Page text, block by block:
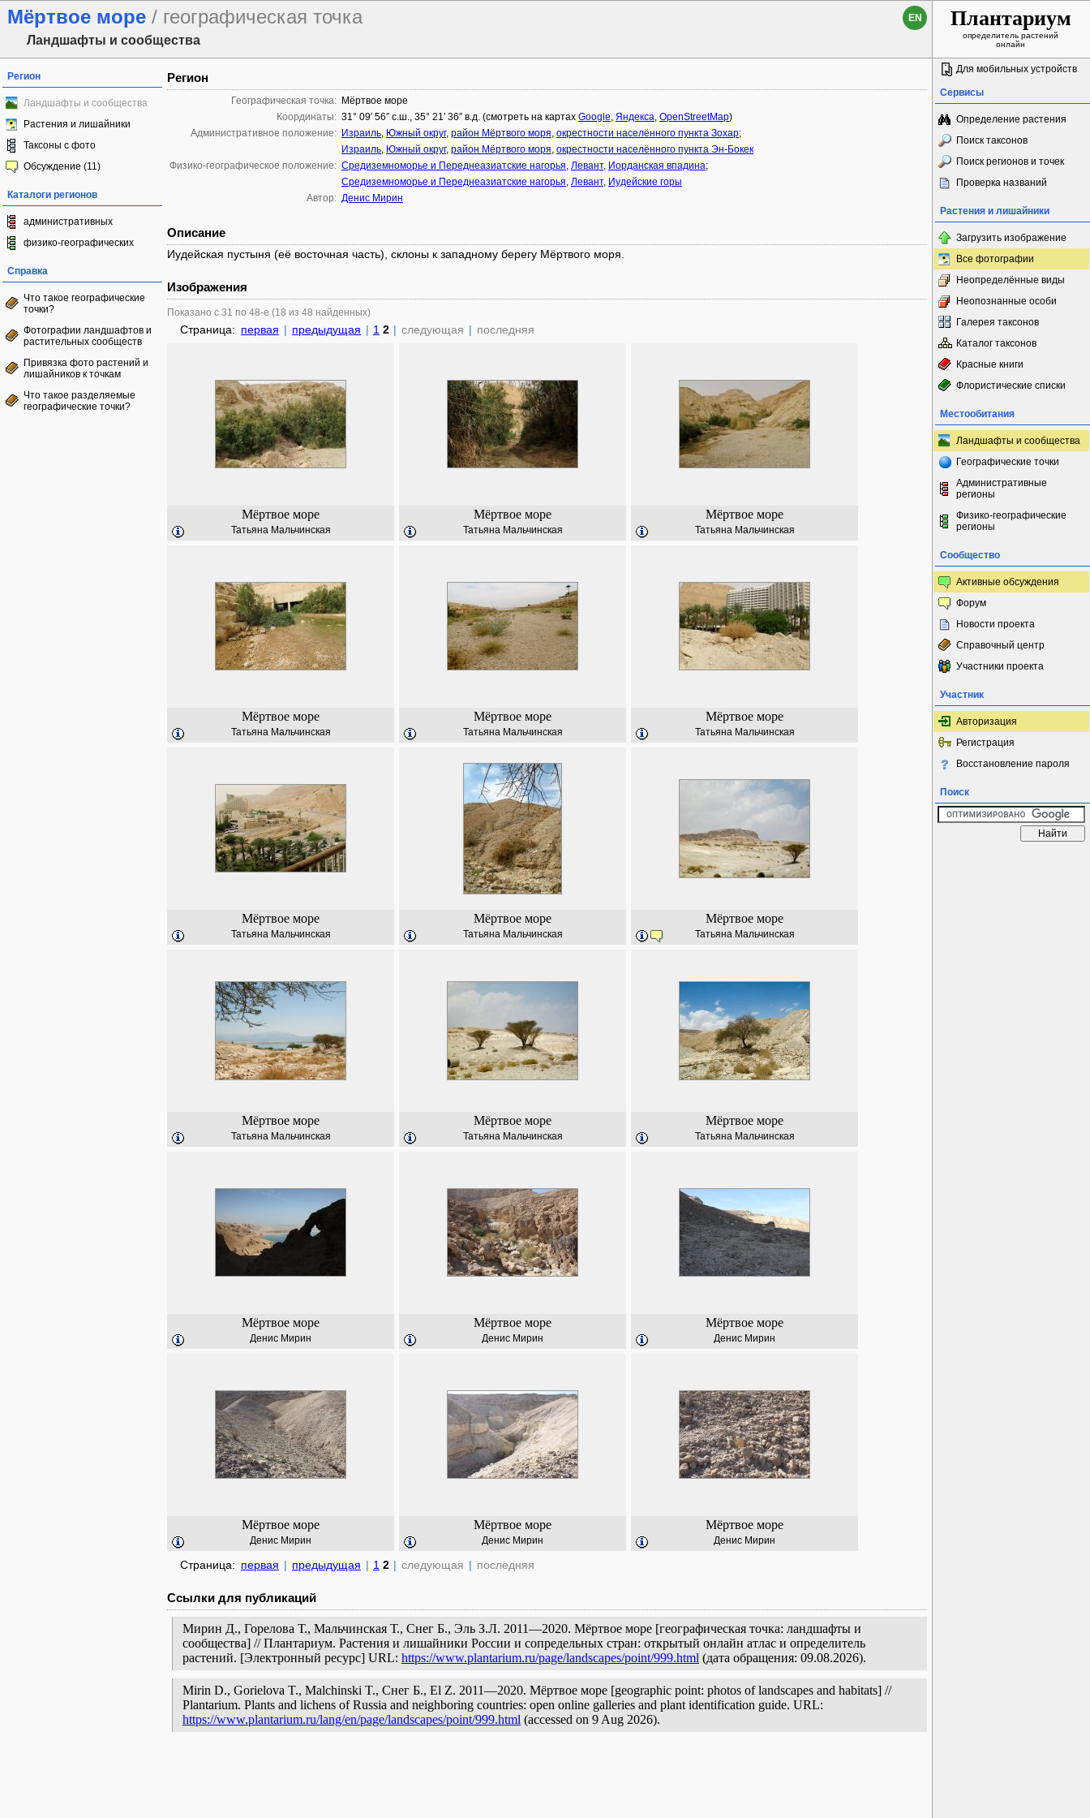
Мёртвое море / географическая точка
Ландшафты и сообщества
EN Плантариум
определитель растений
онлайн
Регион
Ландшафты и сообщества
Растения и лишайники
Таксоны с фото
Обсуждение (11)
Каталоги регионов
административных
физико-географических
Справка
Что такое географические
точки?
Фотографии ландшафтов и
растительных сообществ
Привязка фото растений и
лишайников к точкам
Что такое разделяемые
географические точки?
Регион
Географическая точка: Мёртвое море
Координаты: 31° 09′ 56″ с.ш., 35° 21′ 36″ в.д. (смотреть на картах Google, Яндекса, OpenStreetMap)
Административное положение: Израиль, Южный округ, район Мёртвого моря, окрестности населённого пункта Зохар;
Израиль, Южный округ, район Мёртвого моря, окрестности населённого пункта Эн-Бокек
Физико-географическое положение: Средиземноморье и Переднеазиатские нагорья, Левант, Иорданская впадина;
Средиземноморье и Переднеазиатские нагорья, Левант, Иудейские горы
Автор: Денис Мирин
Описание
Иудейская пустыня (её восточная часть), склоны к западному берегу Мёртвого моря.
Изображения
Показано с 31 по 48-е (18 из 48 найденных)
Страница: первая | предыдущая | 1 2 | следующая | последняя
Мёртвое море
Татьяна Мальчинская
Мёртвое море
Татьяна Мальчинская
Мёртвое море
Татьяна Мальчинская
Мёртвое море
Татьяна Мальчинская
Мёртвое море
Татьяна Мальчинская
Мёртвое море
Татьяна Мальчинская
Мёртвое море
Татьяна Мальчинская
Мёртвое море
Татьяна Мальчинская
Мёртвое море
Татьяна Мальчинская
Мёртвое море
Татьяна Мальчинская
Мёртвое море
Татьяна Мальчинская
Мёртвое море
Татьяна Мальчинская
Мёртвое море
Денис Мирин
Мёртвое море
Денис Мирин
Мёртвое море
Денис Мирин
Мёртвое море
Денис Мирин
Мёртвое море
Денис Мирин
Мёртвое море
Денис Мирин
Страница: первая | предыдущая | 1 2 | следующая | последняя
Ссылки для публикаций
Мирин Д., Горелова Т., Мальчинская Т., Снег Б., Эль З.Л. 2011—2020. Мёртвое море [географическая точка: ландшафты и
сообщества] // Плантариум. Растения и лишайники России и сопредельных стран: открытый онлайн атлас и определитель
растений. [Электронный ресурс] URL: https://www.plantarium.ru/page/landscapes/point/999.html (дата обращения: 09.08.2026).
Mirin D., Gorielova T., Malchinski T., Снег Б., El Z. 2011—2020. Мёртвое море [geographic point: photos of landscapes and habitats] //
Plantarium. Plants and lichens of Russia and neighboring countries: open online galleries and plant identification guide. URL:
https://www.plantarium.ru/lang/en/page/landscapes/point/999.html (accessed on 9 Aug 2026).
Для мобильных устройств
Сервисы
Определение растения
Поиск таксонов
Поиск регионов и точек
Проверка названий
Растения и лишайники
Загрузить изображение
Все фотографии
Неопределённые виды
Неопознанные особи
Галерея таксонов
Каталог таксонов
Красные книги
Флористические списки
Местообитания
Ландшафты и сообщества
Географические точки
Административные
регионы
Физико-географические
регионы
Сообщество
Активные обсуждения
Форум
Новости проекта
Справочный центр
Участники проекта
Участник
Авторизация
Регистрация
Восстановление пароля
Поиск